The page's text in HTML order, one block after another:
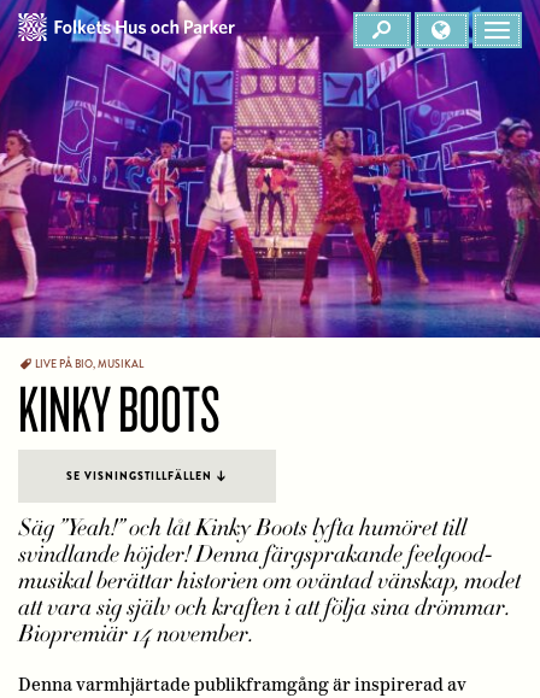
LIVE PÅ BIO,MUSIKAL
KINKY BOOTS
SE VISNINGSTILLFÄLLEN
Säg ”Yeah!” och låtKinky Bootslyfta humöret till
svindlande höjder! Denna färgsprakande feelgood-
musikal berättar historien om oväntad vänskap, modet
att vara sig själv och kraften i att följa sina drömmar.
Biopremiär 14 november.
Denna varmhjärtade publikframgång är inspirerad av